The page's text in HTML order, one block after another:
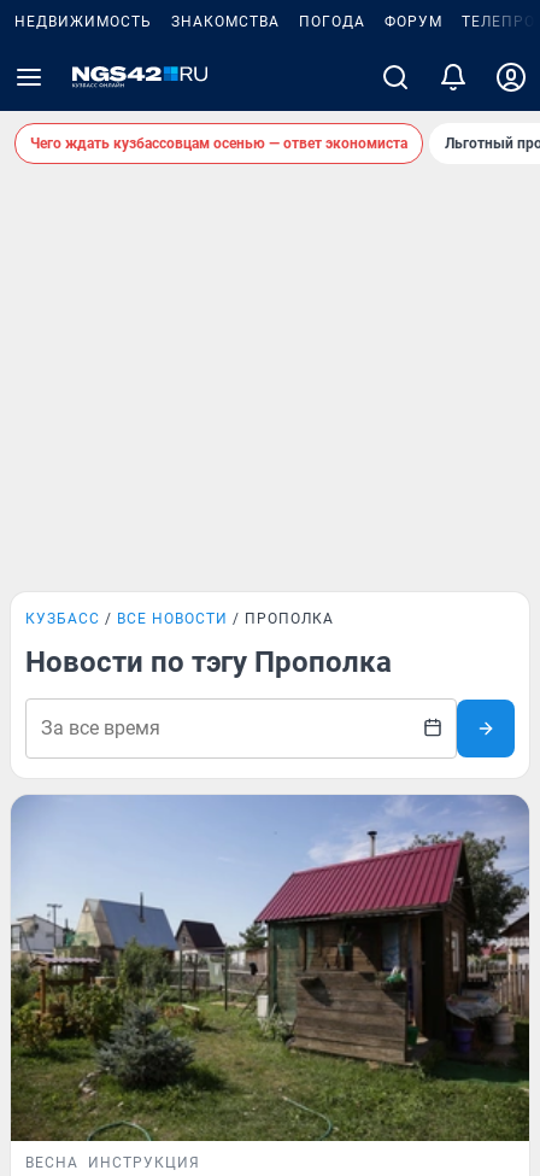
НЕДВИЖИМОСТЬ ЗНАКОМСТВА ПОГОДА ФОРУМ
Чего ждать кузбассовцам осенью — ответ экономиста Льготный
КУЗБАСС ВСЕ НОВОСТИ ПРОПОЛКА
Новости по тэгу Прополка
ВЕСНА ИНСТРУКЦИЯ